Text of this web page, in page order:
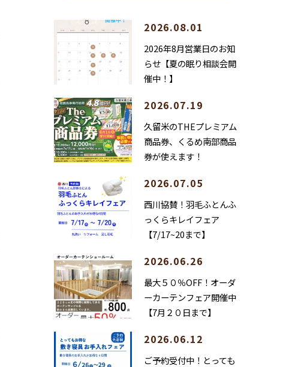
2026.08.01
2026年8月営業日のお知
らせ【夏の眠り相談会開
催中！】
2026.07.19
久留米のTHEプレミアム
商品券、くるめ南部商品
券が使えます！
2026.07.05
西川協賛！羽毛ふとんふ
っくらキレイフェア
【7/17~20まで】
2026.06.26
最大５０％OFF！オーダ
ーカーテンフェア開催中
【7月２０日まで】
2026.06.12
ご予約受付中！とっても